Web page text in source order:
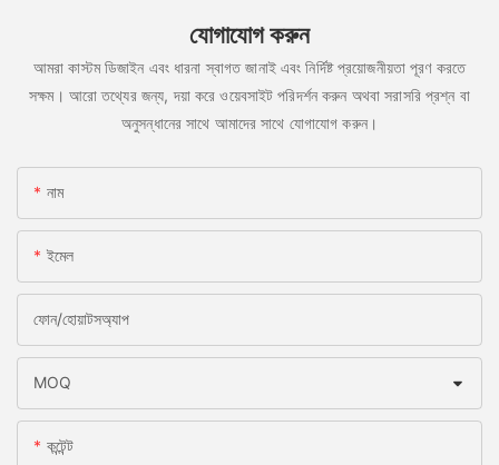
যোগাযোগ করুন
আমরা কাস্টম ডিজাইন এবং ধারনা স্বাগত জানাই এবং নির্দিষ্ট প্রয়োজনীয়তা পূরণ করতে
সক্ষম। আরো তথ্যের জন্য, দয়া করে ওয়েবসাইট পরিদর্শন করুন অথবা সরাসরি প্রশ্ন বা
অনুসন্ধানের সাথে আমাদের সাথে যোগাযোগ করুন।
নাম
ইমেল
ফোন/হোয়াটসঅ্যাপ
MOQ
কন্টেন্ট